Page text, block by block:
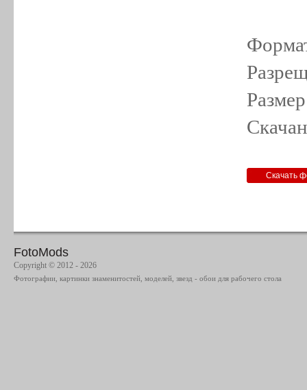
FotoMods
Copyright © 2012 - 2026
Фотографии, картинки знаменитостей, моделей, звезд - обои для рабочего стола